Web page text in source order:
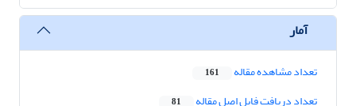
آمار
تعداد مشاهده مقاله 161
تعداد دریافت فایل اصل مقاله 81